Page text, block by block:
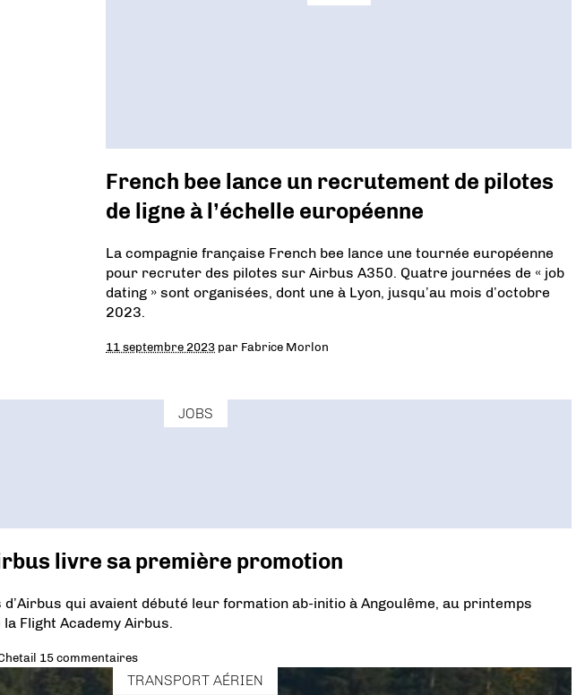
French bee lance un recrutement de pilotes
de ligne à l’échelle européenne
La compagnie française French bee lance une tournée européenne
pour recruter des pilotes sur Airbus A350. Quatre journées de « job
dating » sont organisées, dont une à Lyon, jusqu’au mois d’octobre
2023.
11 septembre 2023 par Fabrice Morlon
JOBS
livre sa première promotion
qui avaient débuté leur formation ab-initio à Angoulême, au printemps
Flight Academy Airbus.
15 commentaires
TRANSPORT AÉRIEN